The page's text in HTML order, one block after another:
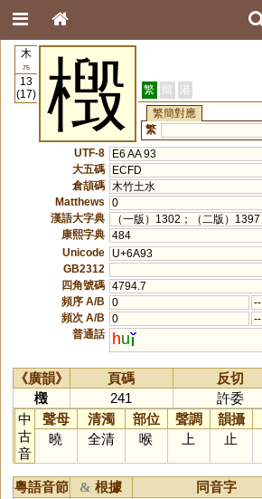
木
75
13
(17)
檓 繁 簡 港
繁簡對應
繁
UTF-8
E6 AA 93
大五碼
ECFD
倉頡碼
木竹土水
Matthews
0
漢語大字典
（一版）1302；（二版）1397
康熙字典 484
Unicode
U+6A93
GB2312
四角號碼 4794.7
頻序 A/B
0
--
頻次 A/B
0
--
普通話
hu
《廣韻》 頁碼 反切
檓
241
許委
中
古
音
聲母 清濁 部位 聲調 韻攝
曉
全清 喉 上 止
粵語音節 & 根據 同音字